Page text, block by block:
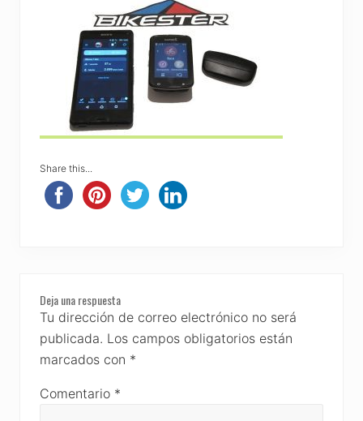
Share this...
Reader
Interactions
Deja una respuesta
Tu dirección de correo electrónico no será
publicada. Los campos obligatorios están
marcados con *
Comentario *